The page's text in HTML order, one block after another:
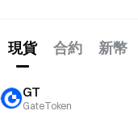
現貨 合約 新幣
GT
GateToken